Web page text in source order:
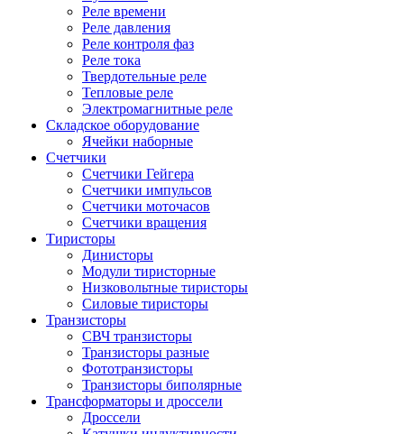
Реле времени
Реле давления
Реле контроля фаз
Реле тока
Твердотельные реле
Тепловые реле
Электромагнитные реле
Складское оборудование
Ячейки наборные
Счетчики
Счетчики Гейгера
Счетчики импульсов
Счетчики моточасов
Счетчики вращения
Тиристоры
Динисторы
Модули тиристорные
Низковольтные тиристоры
Силовые тиристоры
Транзисторы
СВЧ транзисторы
Транзисторы разные
Фототранзисторы
Транзисторы биполярные
Трансформаторы и дроссели
Дроссели